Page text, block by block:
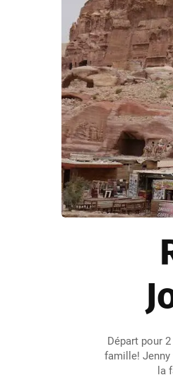
Départ pour
famille! Jenny
la